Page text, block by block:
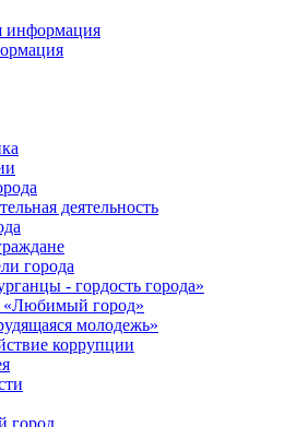
информация
деятельность
города
- гордость города»
«Любимый город»
молодежь»
коррупции